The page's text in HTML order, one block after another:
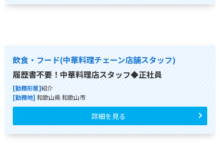
飲食・フード(中華料理チェーン店舗スタッフ)
履歴書不要！中華料理店スタッフ◆正社員
[勤務形態]紹介
[勤務地] 和歌山県 和歌山市
詳細を見る